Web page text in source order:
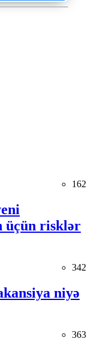
162
üçün risklər
342
niyə
363